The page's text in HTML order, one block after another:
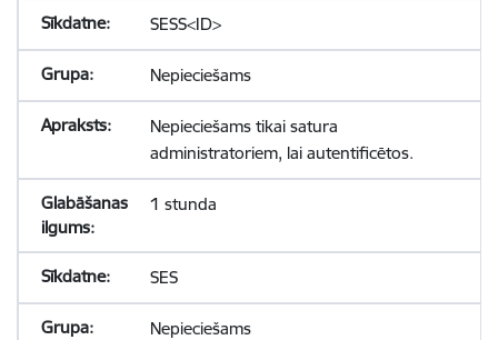
SESS<ID>
Nepieciešams
Nepieciešams tikai satura
administratoriem, lai autentificētos.
1 stunda
SES
Nepieciešams